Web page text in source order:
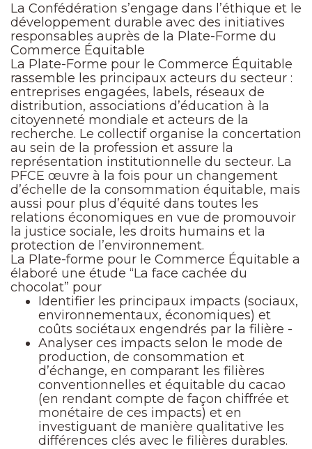
La Confédération s’engage dans l’éthique et le
développement durable avec des initiatives
responsables auprès de la Plate-Forme du
Commerce Équitable
La Plate-Forme pour le Commerce Équitable
rassemble les principaux acteurs du secteur :
entreprises engagées, labels, réseaux de
distribution, associations d’éducation à la
citoyenneté mondiale et acteurs de la
recherche. Le collectif organise la concertation
au sein de la profession et assure la
représentation institutionnelle du secteur. La
PFCE œuvre à la fois pour un changement
d’échelle de la consommation équitable, mais
aussi pour plus d’équité dans toutes les
relations économiques en vue de promouvoir
la justice sociale, les droits humains et la
protection de l’environnement.
La Plate-forme pour le Commerce Équitable a
élaboré une étude “La face cachée du
chocolat” pour
Identifier les principaux impacts (sociaux,
environnementaux, économiques) et
coûts sociétaux engendrés par la filière -
Analyser ces impacts selon le mode de
production, de consommation et
d’échange, en comparant les filières
conventionnelles et équitable du cacao
(en rendant compte de façon chiffrée et
monétaire de ces impacts) et en
investiguant de manière qualitative les
différences clés avec le filières durables.